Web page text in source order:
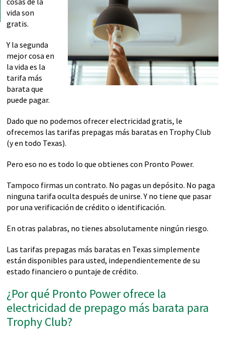
vida son
gratis.
Y la segunda
mejor cosa en
la vida es la
tarifa más
barata que
puede pagar.
Dado que no podemos ofrecer electricidad gratis, le
ofrecemos las tarifas prepagas más baratas en Trophy Club
(y en todo Texas).
Pero eso no es todo lo que obtienes con Pronto Power.
Tampoco firmas un contrato. No pagas un depósito. No paga
ninguna tarifa oculta después de unirse. Y no tiene que pasar
por una verificación de crédito o identificación.
En otras palabras, no tienes absolutamente ningún riesgo.
Las tarifas prepagas más baratas en Texas simplemente
están disponibles para usted, independientemente de su
estado financiero o puntaje de crédito.
¿Por qué Pronto Power ofrece la
electricidad de prepago más barata para
Trophy Club?